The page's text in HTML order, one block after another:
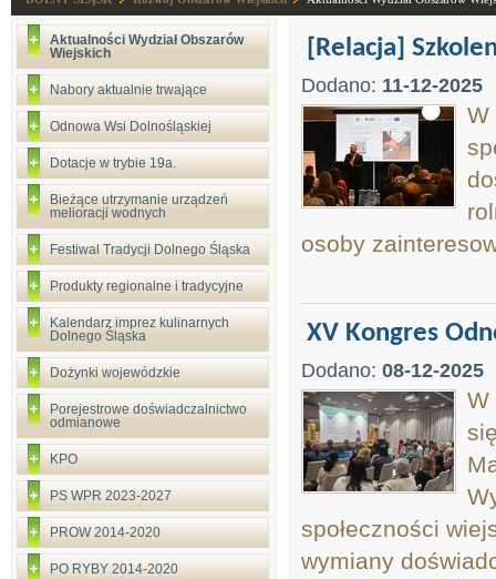
Aktualności Wydział Obszarów
Wiejskich
Nabory aktualnie trwające
Odnowa Wsi Dolnośląskiej
Dotacje w trybie 19a.
Bieżące utrzymanie urządzeń
melioracji wodnych
Festiwal Tradycji Dolnego Śląska
Produkty regionalne i tradycyjne
Kalendarz imprez kulinarnych
Dolnego Śląska
Dożynki wojewódzkie
Porejestrowe doświadczalnictwo
odmianowe
KPO
PS WPR 2023-2027
PROW 2014-2020
PO RYBY 2014-2020
[Relacja]
Dodano: 11-12-2025
W
osoby
XV Kongres
Dodano: 08-12-2025
W
społeczności
wymiany